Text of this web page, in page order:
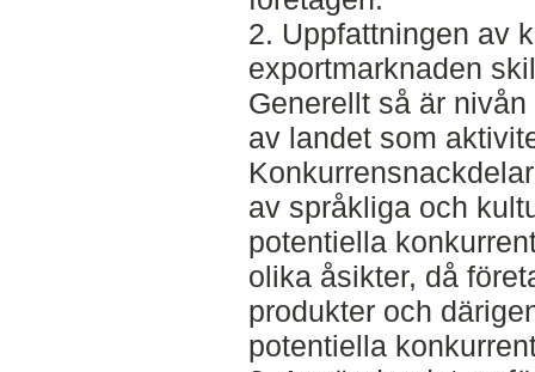
2. Uppfattningen av
exportmarknaden
Generellt så är
av landet som
av språkliga och
potentiella
olika åsikter, då
produkter och
potentiella